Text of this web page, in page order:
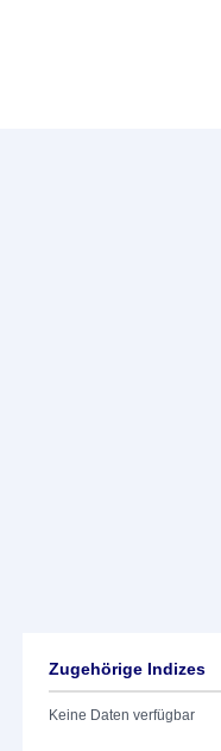
Zugehörige Indizes
Keine Daten verfügbar